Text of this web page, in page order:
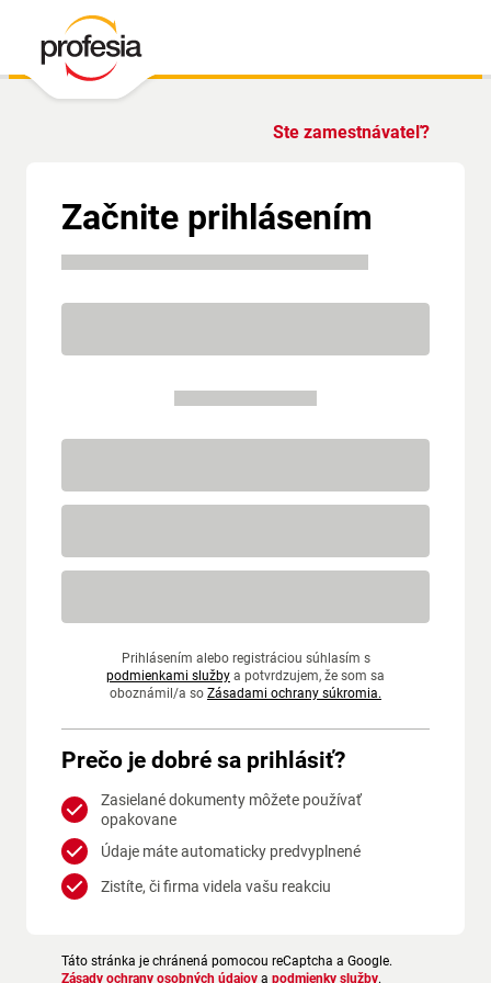
Ste zamestnávateľ?
Začnite prihlásením
Prihlásením alebo registráciou súhlasím s
podmienkami služby a potvrdzujem, že som sa
oboznámil/a so Zásadami ochrany súkromia.
Prečo je dobré sa prihlásiť?
Zasielané dokumenty môžete používať
opakovane
Údaje máte automaticky predvyplnené
Zistíte, či firma videla vašu reakciu
Táto stránka je chránená pomocou reCaptcha a Google.
Zásady ochrany osobných údajov a podmienky služby.